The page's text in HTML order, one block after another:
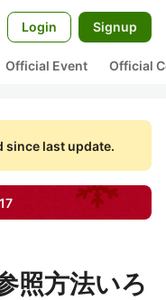
Login Signup
Official Event Official
since last update.
照方法いろ